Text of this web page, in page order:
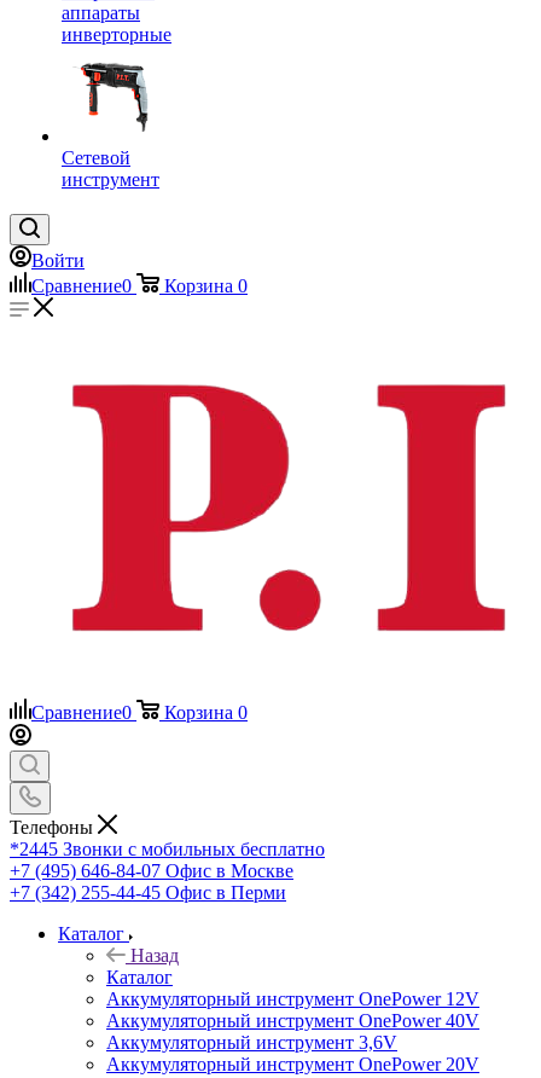
аппараты
инверторные
Сетевой
инструмент
Войти
Сравнение0 Корзина 0
Сравнение0 Корзина 0
Телефоны
*2445 Звонки с мобильных бесплатно
+7 (495) 646-84-07 Офис в Москве
+7 (342) 255-44-45 Офис в Перми
Каталог
Назад
Каталог
Аккумуляторный инструмент OnePower 12V
Аккумуляторный инструмент OnePower 40V
Аккумуляторный инструмент 3,6V
Аккумуляторный инструмент OnePower 20V